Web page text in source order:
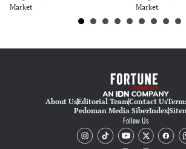
Market Market
About UsEditorial TeamContact Us
Pedoman Media SiberIndex
Follow Us